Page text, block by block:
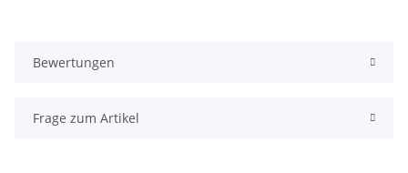
Bewertungen
Frage zum Artikel